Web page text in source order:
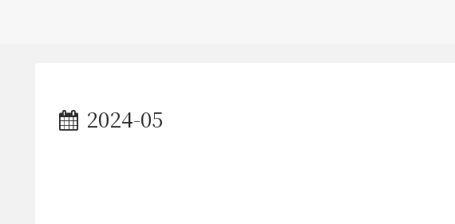
2024-05